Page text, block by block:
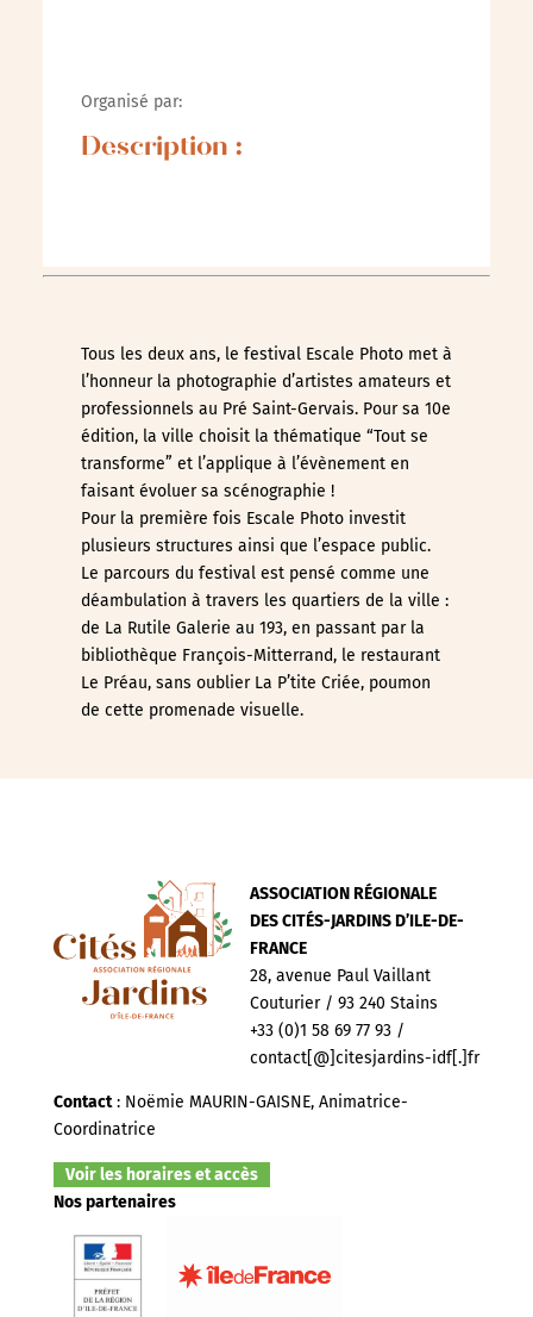
Organisé par:
Description :
Tous les deux ans, le festival Escale Photo met à
l’honneur la photographie d’artistes amateurs et
professionnels au Pré Saint-Gervais. Pour sa 10e
édition, la ville choisit la thématique “Tout se
transforme” et l’applique à l’évènement en
faisant évoluer sa scénographie !
Pour la première fois Escale Photo investit
plusieurs structures ainsi que l’espace public.
Le parcours du festival est pensé comme une
déambulation à travers les quartiers de la ville :
de La Rutile Galerie au 193, en passant par la
bibliothèque François-Mitterrand, le restaurant
Le Préau, sans oublier La P’tite Criée, poumon
de cette promenade visuelle.
ASSOCIATION RÉGIONALE
DES CITÉS-JARDINS D’ILE-DE-
FRANCE
28, avenue Paul Vaillant
Couturier / 93 240 Stains
+33 (0)1 58 69 77 93 /
contact[@]citesjardins-idf[.]fr
Contact: Noëmie MAURIN-GAISNE, Animatrice-
Coordinatrice
Voir les horaires et accès
Nos partenaires